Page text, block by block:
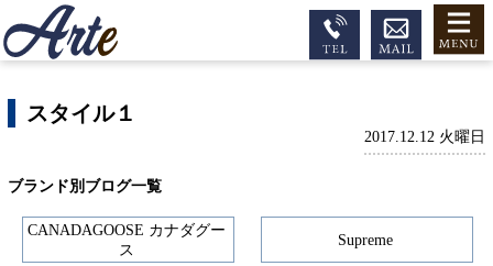
スタイル１
2017.12.12 火曜日
ブランド別ブログ一覧
CANADAGOOSE カナダグー
ス
Supreme